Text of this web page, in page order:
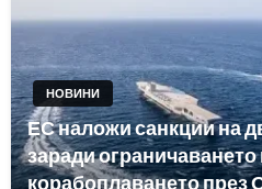
НОВИНИ
ЕС наложи санкции на
заради
корабоплаването през